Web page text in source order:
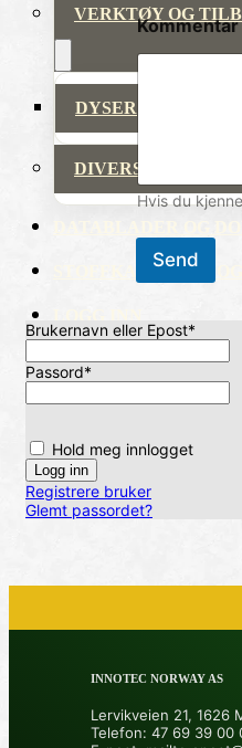
VERKTØY OG
DYSER
DIVERSE
STOFFKARTOTEK
Brukernavn eller Epost*
Passord*
Hold meg innlogget
Registrere bruker
Glemt passordet?
Kommentar
Hvis du
Send
INNOTEC NORWAY AS
Lervikveien 21, 1626
Telefon: 47 69 39 00